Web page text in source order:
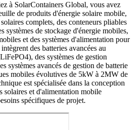
à SolarContainers Global, vous avez
de produits d'énergie solaire mobile,
complets, des conteneurs pliables
systèmes de stockage d'énergie mobiles,
et des systèmes d'alimentation pour
des batteries avancées au
des systèmes de gestion
systèmes avancés de gestion de batterie
mobiles évolutives de 5kW à 2MW de
est spécialisée dans la conception
solaires et d'alimentation mobile
spécifiques de projet.